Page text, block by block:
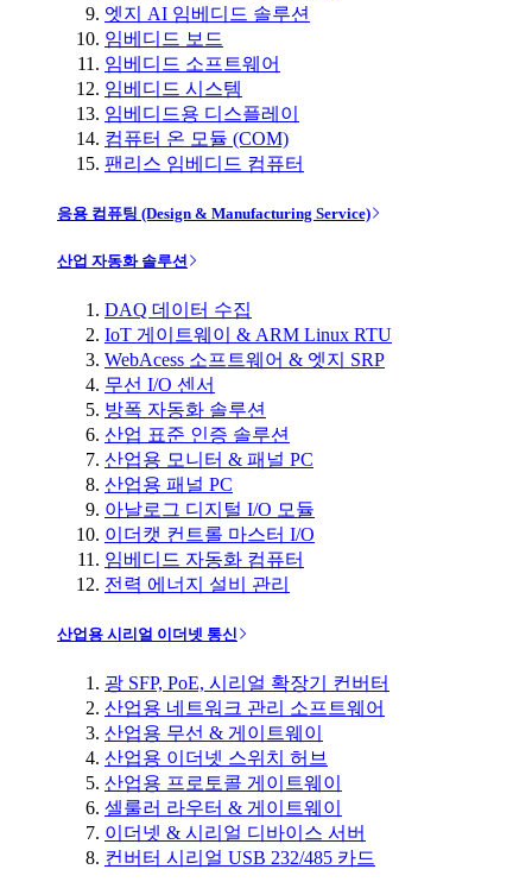
엣지 AI 임베디드 솔루션
임베디드 보드
임베디드 소프트웨어
임베디드 시스템
임베디드용 디스플레이
컴퓨터 온 모듈 (COM)
팬리스 임베디드 컴퓨터
응용 컴퓨팅 (Design & Manufacturing Service)
산업 자동화 솔루션
DAQ 데이터 수집
IoT 게이트웨이 & ARM Linux RTU
WebAcess 소프트웨어 & 엣지 SRP
무선 I/O 센서
방폭 자동화 솔루션
산업 표준 인증 솔루션
산업용 모니터 & 패널 PC
산업용 패널 PC
아날로그 디지털 I/O 모듈
이더캣 컨트롤 마스터 I/O
임베디드 자동화 컴퓨터
전력 에너지 설비 관리
산업용 시리얼 이더넷 통신
광 SFP, PoE, 시리얼 확장기 컨버터
산업용 네트워크 관리 소프트웨어
산업용 무선 & 게이트웨이
산업용 이더넷 스위치 허브
산업용 프로토콜 게이트웨이
셀룰러 라우터 & 게이트웨이
이더넷 & 시리얼 디바이스 서버
컨버터 시리얼 USB 232/485 카드